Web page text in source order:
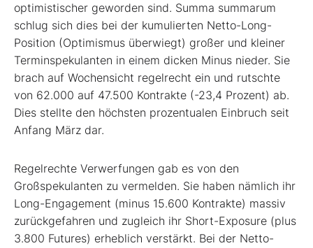
optimistischer geworden sind. Summa summarum
schlug sich dies bei der kumulierten Netto-Long-
Position (Optimismus überwiegt) großer und kleiner
Terminspekulanten in einem dicken Minus nieder. Sie
brach auf Wochensicht regelrecht ein und rutschte
von 62.000 auf 47.500 Kontrakte (-23,4 Prozent) ab.
Dies stellte den höchsten prozentualen Einbruch seit
Anfang März dar.
Regelrechte Verwerfungen gab es von den
Großspekulanten zu vermelden. Sie haben nämlich ihr
Long-Engagement (minus 15.600 Kontrakte) massiv
zurückgefahren und zugleich ihr Short-Exposure (plus
3.800 Futures) erheblich verstärkt. Bei der Netto-